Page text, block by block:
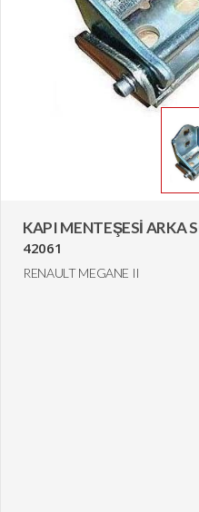
KAPI MENTEŞESİ ARKA
42061
RENAULT MEGANE II